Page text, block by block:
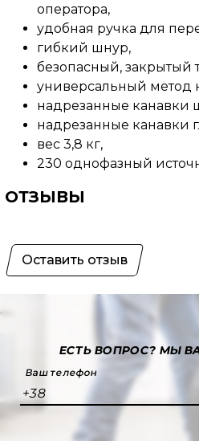
оператора,
удобная ручка для
гибкий шнур,
безопасный, закрытый
универсальный метод
надрезанные
надрезанные канавки
вес 3,8 кг,
230 однофазный
ОТЗЫВЫ
Оставить отзыв
ЕСТЬ ВОПРОС?МЫ
Ваш телефон
+38